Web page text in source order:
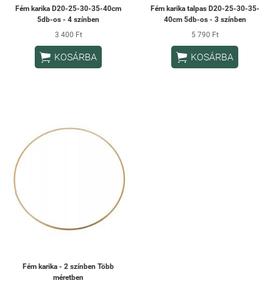
Fém karika D20-25-30-35-40cm
5db-os - 4 színben
3 400 Ft
 KOSÁRBA
Fém karika talpas D20-25-30-35-
40cm 5db-os - 3 színben
5 790 Ft
 KOSÁRBA
Fém karika - 2 színben Több
méretben